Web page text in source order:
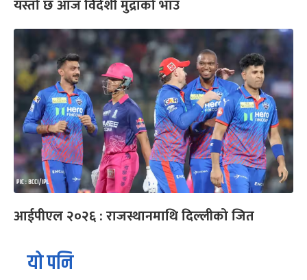
यस्तो छ आज विदेशी मुद्राको भाउ
आईपीएल २०२६ : राजस्थानमाथि दिल्लीको जित
यो पनि